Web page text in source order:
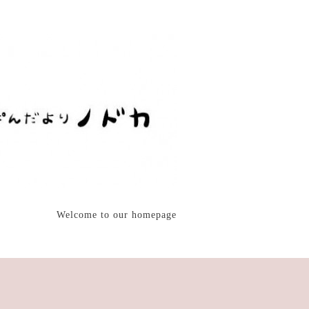
Welcome to our homepage